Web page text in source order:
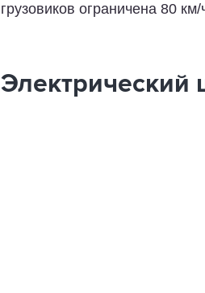
грузовиков ограничена 80
Электрический